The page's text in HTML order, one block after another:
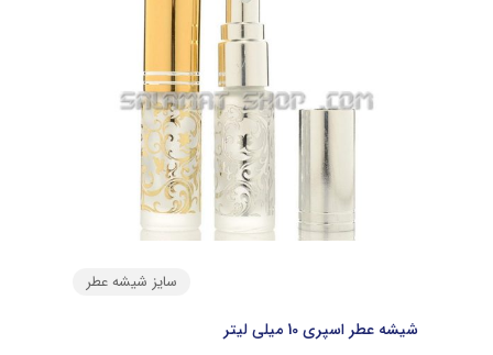
سایز شیشه عطر
شیشه عطر اسپری 10 میلی لیتر